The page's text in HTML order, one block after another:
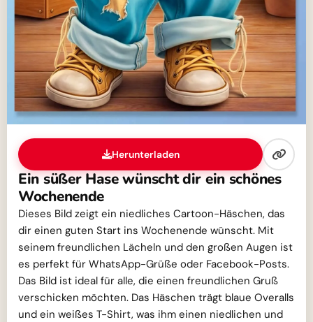
Herunterladen
Ein süßer Hase wünscht dir ein schönes
Wochenende
Dieses Bild zeigt ein niedliches Cartoon-Häschen, das
dir einen guten Start ins Wochenende wünscht. Mit
seinem freundlichen Lächeln und den großen Augen ist
es perfekt für WhatsApp-Grüße oder Facebook-Posts.
Das Bild ist ideal für alle, die einen freundlichen Gruß
verschicken möchten. Das Häschen trägt blaue Overalls
und ein weißes T-Shirt, was ihm einen niedlichen und